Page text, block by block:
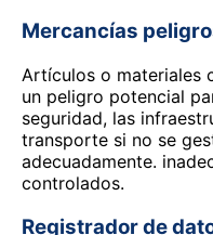
Mercancías
Artículos o materiales
un peligro potencial
seguridad, las
transporte si no se
adecuadamente.
controlados.
Registrador de